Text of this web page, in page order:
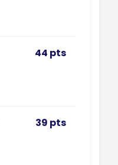
44 pts
39 pts